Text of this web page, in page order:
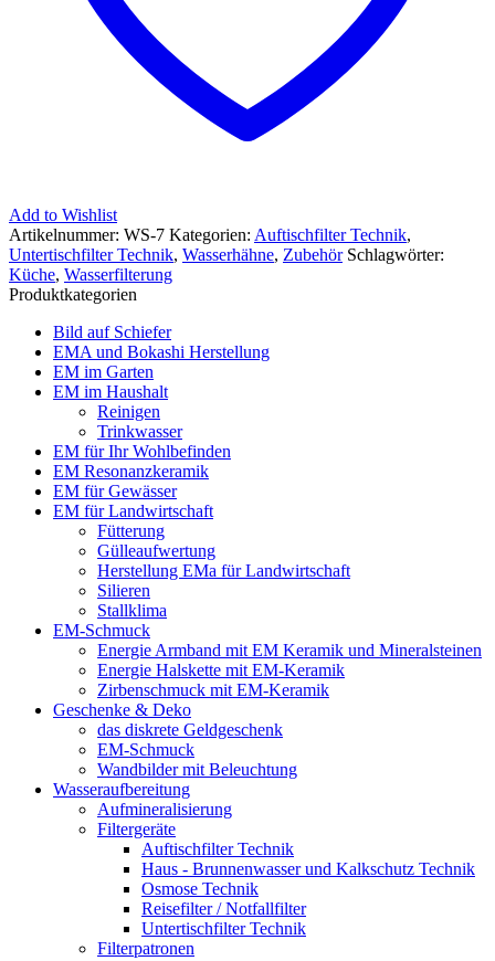
Add to Wishlist
Artikelnummer: WS-7 Kategorien: Auftischfilter Technik,
Untertischfilter Technik, Wasserhähne, Zubehör Schlagwörter:
Küche, Wasserfilterung
Produktkategorien
Bild auf Schiefer
EMA und Bokashi Herstellung
EM im Garten
EM im Haushalt
Reinigen
Trinkwasser
EM für Ihr Wohlbefinden
EM Resonanzkeramik
EM für Gewässer
EM für Landwirtschaft
Fütterung
Gülleaufwertung
Herstellung EMa für Landwirtschaft
Silieren
Stallklima
EM-Schmuck
Energie Armband mit EM Keramik und Mineralsteinen
Energie Halskette mit EM-Keramik
Zirbenschmuck mit EM-Keramik
Geschenke & Deko
das diskrete Geldgeschenk
EM-Schmuck
Wandbilder mit Beleuchtung
Wasseraufbereitung
Aufmineralisierung
Filtergeräte
Auftischfilter Technik
Haus - Brunnenwasser und Kalkschutz Technik
Osmose Technik
Reisefilter / Notfallfilter
Untertischfilter Technik
Filterpatronen